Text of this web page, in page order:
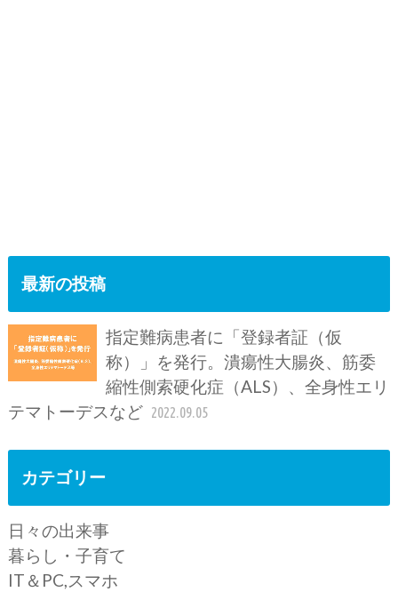
最新の投稿
指定難病患者に「登録者証（仮
称）」を発行。潰瘍性大腸炎、筋委
縮性側索硬化症（ALS）、全身性エリ
テマトーデスなど 2022.09.05
カテゴリー
日々の出来事
暮らし・子育て
IT＆PC,スマホ